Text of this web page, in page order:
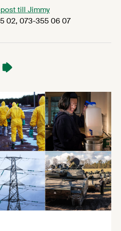
till Jimmy
02, 073-355 06 07